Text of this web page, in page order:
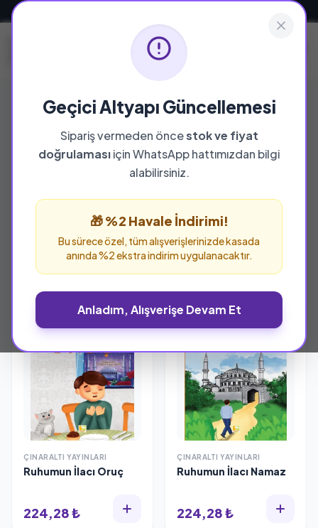
Geçici Altyapı Güncellemesi
Sipariş vermeden öncestok ve fiyat
doğrulamasıiçin WhatsApp hattımızdan bilgi
alabilirsiniz.
🎁 %2 Havale İndirimi!
Bu sürece özel, tüm alışverişlerinizde kasada
anında %2 ekstra indirim uygulanacaktır.
Anladım, Alışverişe Devam Et
YAYINEVI
Çınaraltı Yayınları
Çınaraltı Yayınları yayınevine ait tüm eserleri bu
sayfada inceleyebilir ve güvenle sipariş
ÇINARALTI YAYINLARI
Ruhumun İlacı Oruç
224,28 ₺
ÇINARALTI YAYINLARI
Ruhumun İlacı Namaz
224,28 ₺